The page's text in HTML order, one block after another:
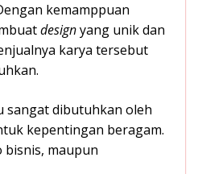
kemamppuan
designyang unik dan
karya tersebut
sangat dibutuhkan oleh
kepentingan beragam.
bisnis, maupun